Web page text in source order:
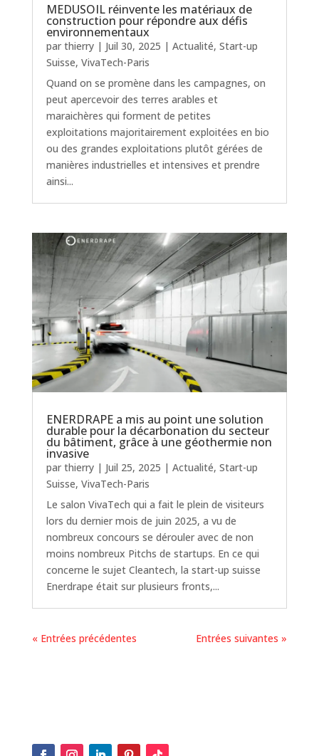
MEDUSOIL réinvente les matériaux de
construction pour répondre aux défis
environnementaux
par thierry| Juil 30, 2025 | Actualité, Start-up
Suisse, VivaTech-Paris
Quand on se promène dans les campagnes, on
peut apercevoir des terres arables et
maraichères qui forment de petites
exploitations majoritairement exploitées en bio
ou des grandes exploitations plutôt gérées de
manières industrielles et intensives et prendre
ainsi...
ENERDRAPE a mis au point une solution
durable pour la décarbonation du secteur
du bâtiment, grâce à une géothermie non
invasive
par thierry| Juil 25, 2025 | Actualité, Start-up
Suisse, VivaTech-Paris
Le salon VivaTech qui a fait le plein de visiteurs
lors du dernier mois de juin 2025, a vu de
nombreux concours se dérouler avec de non
moins nombreux Pitchs de startups. En ce qui
concerne le sujet Cleantech, la start-up suisse
Enerdrape était sur plusieurs fronts,...
« Entrées précédentes Entrées suivantes »